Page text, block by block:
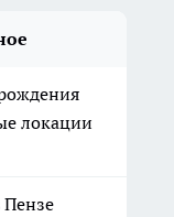
локации
Пензе